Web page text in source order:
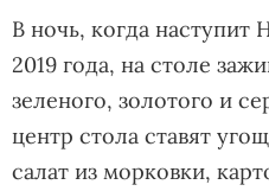
В ночь, когда наступит
2019 года, на столе
зеленого, золотого и
центр стола ставят
салат из морковки,